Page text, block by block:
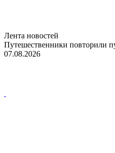
Лента новостей
Путешественники повторили
07.08.2026